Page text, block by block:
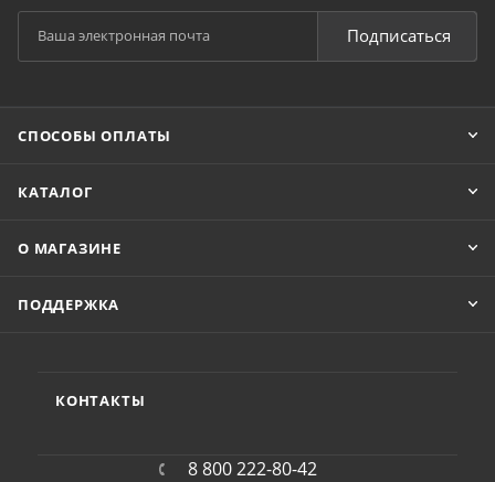
Подписаться
СПОСОБЫ ОПЛАТЫ
КАТАЛОГ
О МАГАЗИНЕ
ПОДДЕРЖКА
КОНТАКТЫ
8 800 222-80-42